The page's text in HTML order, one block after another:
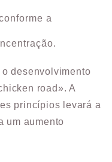
a
desenvolvimento
road». A
princípios levará a
um aumento